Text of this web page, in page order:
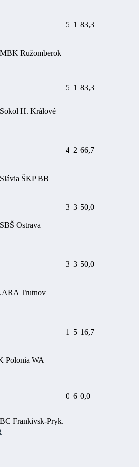
MBK Ružomberok
5 1 83,3
Sokol H. Králové
5 1 83,3
Slávia ŠKP BB
4 2 66,7
SBŠ Ostrava
3 3 50,0
Trutnov
3 3 50,0
Polonia WA
1 5 16,7
BC Frankivsk-Pryk.
0 6 0,0